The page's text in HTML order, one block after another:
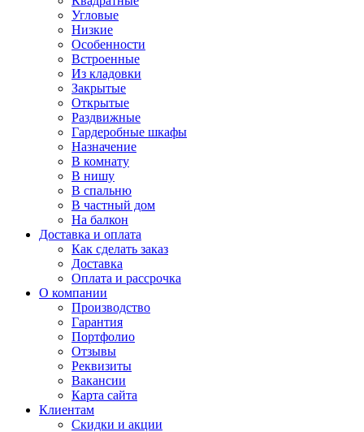
Угловые
Низкие
Особенности
Встроенные
Из кладовки
Закрытые
Открытые
Раздвижные
Гардеробные шкафы
Назначение
В комнату
В нишу
В спальню
В частный дом
На балкон
Доставка и оплата
Как сделать заказ
Доставка
Оплата и рассрочка
О компании
Производство
Гарантия
Портфолио
Отзывы
Реквизиты
Вакансии
Карта сайта
Клиентам
Скидки и акции